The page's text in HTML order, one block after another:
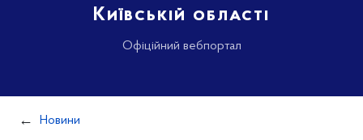
Київській області
Офіційний вебпортал
Новини